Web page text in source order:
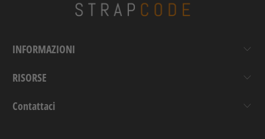
INFORMAZIONI
RISORSE
Contattaci